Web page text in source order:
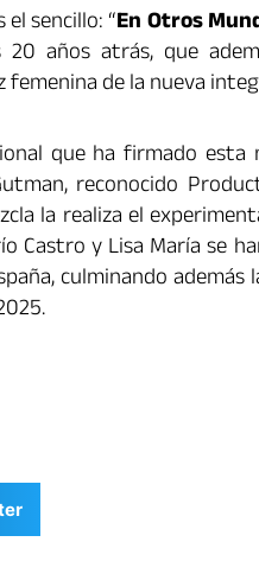
sencillo: “En Otros
20 años atrás, que
femenina de la nueva
que ha firmado
reconocido
la realiza el
Castro y Lisa María se
culminando